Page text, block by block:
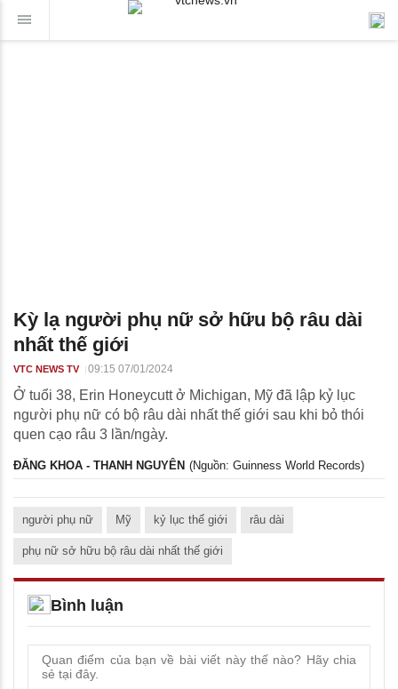
Kỳ lạ người phụ nữ sở hữu bộ râu dài
nhất thế giới
VTC NEWS TV 09:15 07/01/2024
Ở tuổi 38, Erin Honeycutt ở Michigan, Mỹ đã lập kỷ lục
người phụ nữ có bộ râu dài nhất thế giới sau khi bỏ thói
quen cạo râu 3 lần/ngày.
ĐĂNG KHOA - THANH NGUYÊN (Nguồn: Guinness World Records)
người phụ nữ Mỹ kỷ lục thế giới râu dài
phụ nữ sở hữu bộ râu dài nhất thế giới
Bình luận